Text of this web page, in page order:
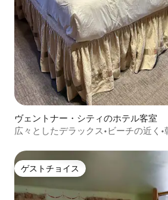
ヴェントナー・シティのホテル客室
広々としたデラックス•ビーチの近く
ゲストチョイス
ゲストチョイス